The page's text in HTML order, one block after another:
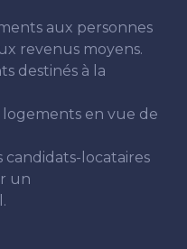
aux personnes
revenus moyens.
destinés à la
en vue de
locataires
un